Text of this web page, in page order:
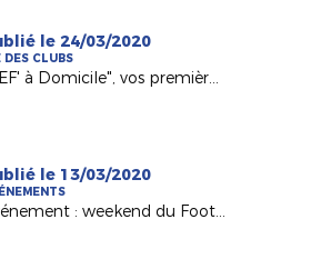
le 24/03/2020
DES CLUBS
"PEF' à Domicile", vos premières vidéos !
le 13/03/2020
Evénement : weekend du Football Féminin